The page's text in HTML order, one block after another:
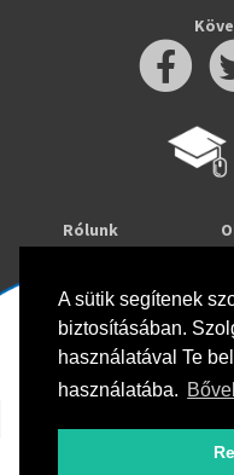
A sütik segítenek
biztosításában.
használatával Te
használatába.
Rólunk
Hirlevél